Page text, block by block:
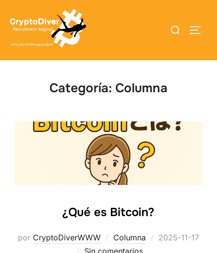
contenido
Buscar:
Categoría: Columna
¿Qué es Bitcoin?
por CryptoDiverWWW Columna
Publicado
2025-11-17
Sin comentarios